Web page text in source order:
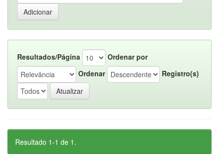
Resultados/Página
Ordenar por
Ordenar
Registro(s)
Resultado 1-1 de 1.